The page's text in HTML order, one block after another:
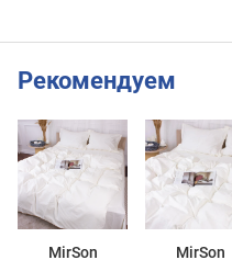
Рекомендуем
MirSon
MirSon